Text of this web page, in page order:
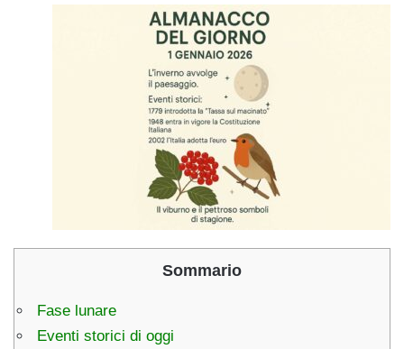
Sommario
Fase lunare
Eventi storici di oggi